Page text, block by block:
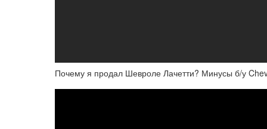
Почему я продал Шевроле Лачетти? Минусы б/у